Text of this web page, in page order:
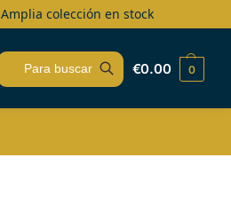
Amplia colección en stock
€0.00 0